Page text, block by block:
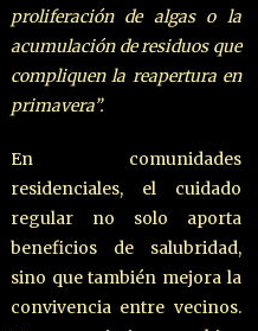
proliferación de algas o la
acumulación de residuos que
compliquen la reapertura en
primavera”.
En comunidades
residenciales, el cuidado
regular no solo aporta
beneficios de salubridad,
sino que también mejora la
convivencia entre vecinos.